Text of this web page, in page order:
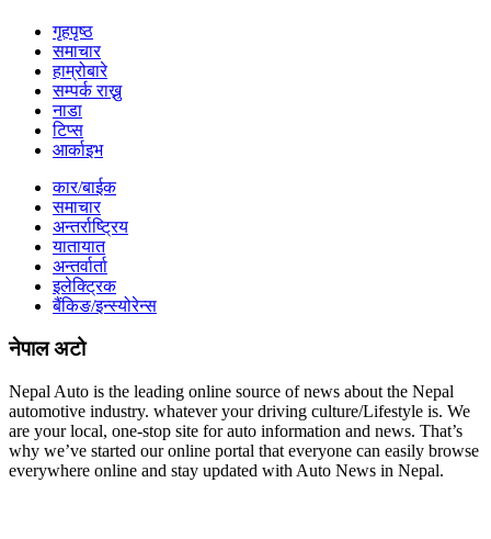
गृहपृष्‍ठ
समाचार
हाम्रोबारे
सम्पर्क राख्नु
नाडा
टिप्स
आर्काइभ
कार/बाईक
समाचार
अन्तर्राष्ट्रिय
यातायात
अन्तर्वार्ता
इलेक्ट्रिक
बैंकिङ/इन्स्योरेन्स
नेपाल अटो
Nepal Auto is the leading online source of news about the Nepal
automotive industry. whatever your driving culture/Lifestyle is. We
are your local, one-stop site for auto information and news. That’s
why we’ve started our online portal that everyone can easily browse
everywhere online and stay updated with Auto News in Nepal.